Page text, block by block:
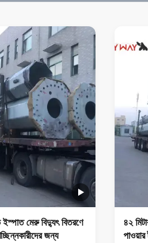
মেরু বিদ্যুৎ বিতরণে
জন্য
৪২
পাওয়ার